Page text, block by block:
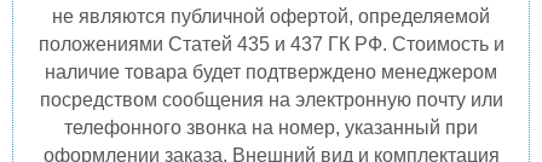
не являются публичной офертой, определяемой
положениями Статей 435 и 437 ГК РФ. Стоимость и
наличие товара будет подтверждено менеджером
посредством сообщения на электронную почту или
телефонного звонка на номер, указанный при
оформлении заказа. Внешний вид и комплектация